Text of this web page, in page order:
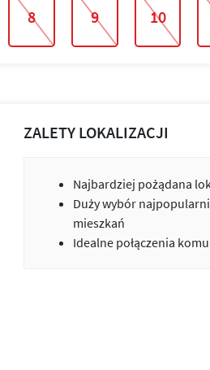
8 9 10
ZALETY LOKALIZACJI
Najbardziej pożądana
Duży wybór
mieszkań
Idealne połączenia